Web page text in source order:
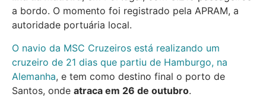
a bordo. O momento foi registrado pela APRAM, a
autoridade portuária local.
O navio da MSC Cruzeiros está realizando um
cruzeiro de 21 dias que partiu de Hamburgo, na
Alemanha, e tem como destino final o porto de
Santos, onde atraca em 26 de outubro.